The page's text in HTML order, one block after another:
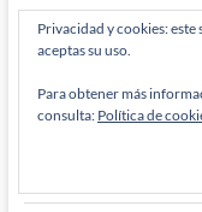
Archivos
RECIBE
Privacidad y cookies:
aceptas su uso.
Para obtener más
consulta: Política de